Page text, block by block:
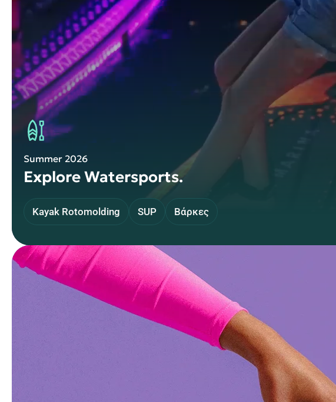
Summer 2026
Explore Watersports.
Kayak Rotomolding SUP Βάρκες